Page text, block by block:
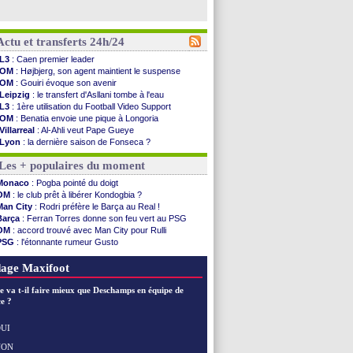
et transferts 24h/24
L3 : Caen premier leader
OM : Højbjerg, son agent maintient le suspense
OM : Gouiri évoque son avenir
Leipzig : le transfert d'Asllani tombe à l'eau
L3 : 1ère utilisation du Football Video Support
OM : Benatia envoie une pique à Longoria
Villarreal : Al-Ahli veut Pape Gueye
Lyon : la dernière saison de Fonseca ?
OM: un nouveau prétendant pour Højbjerg
Brest: un gardien norvégien en approche ?
OM: McCourt a versé 120 M€ en 2026
PSG: 4 retours dans le groupe face à Man Utd ...
Nice: Kevin Carlos va partir en Italie
L1: prison avec sursis requis contre un arbitre
Leganés: c'est signé pour Luca Zidane (off.)
Atletico: Ruggeri en route pour Aston Villa
Monaco: Filipe Luis soutient Biereth
PSG : Nsoki va signer en Croatie
Real: Mastantuono prêté à la Fiorentina (off.)
Man City
Palace
+ populaires du moment
: Pogba pointé du doigt
: le club prêt à libérer Kondogbia ?
City : Rodri préfère le Barça au Real !
: Ferran Torres donne son feu vert au PSG
: accord trouvé avec Man City pour Rulli
: l'étonnante rumeur Gusto
: Owori battu à mort à Kampala
Maxifoot
va t-il faire mieux que Deschamps en équipe de
?